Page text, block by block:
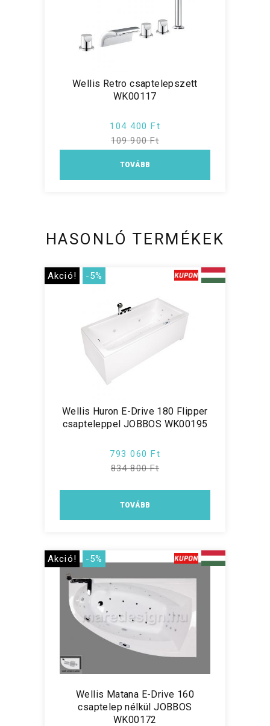
Wellis Retro csaptelepszett
WK00117
104 400 Ft
109 900 Ft
TOVÁBB
HASONLÓ TERMÉKEK
Akció! -5%
Wellis Huron E-Drive 180 Flipper
csapteleppel JOBBOS WK00195
793 060 Ft
834 800 Ft
TOVÁBB
Akció! -5%
Wellis Matana E-Drive 160
csaptelep nélkül JOBBOS
WK00172